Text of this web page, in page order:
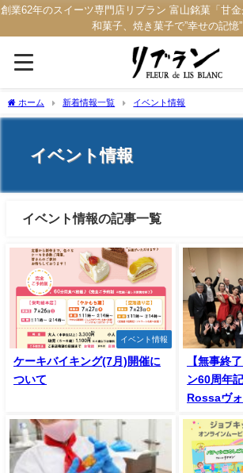
創業62年のスイーツ専門店リブラン 富山銘菓「甘
和菓子、焼き菓子で”幸せの記憶”
ホーム 新着情報一覧 イベント情報
イベント情報
イベント情報の記事一覧
イベント情報
ケーキバイキング(7月)開催に
ついて
【無事終
ン60周年
Rossaヴ